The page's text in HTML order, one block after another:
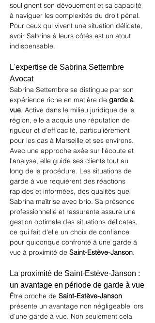
soulignent son dévouement et sa capacité
à naviguer les complexités du droit pénal.
Pour ceux qui vivent une situation délicate,
avoir Sabrina à leurs côtés est un atout
indispensable.
L'expertise de Sabrina Settembre
Avocat
Sabrina Settembre se distingue par son
expérience riche en matière de garde à
vue. Active dans le milieu juridique de la
région, elle a acquis une réputation de
rigueur et d'efficacité, particulièrement
pour les cas à Marseille et ses environs.
Avec une approche axée sur l'écoute et
l'analyse, elle guide ses clients tout au
long de la procédure. Les situations de
garde à vue requièrent des réactions
rapides et informées, des qualités que
Sabrina maîtrise avec brio. Sa présence
professionnelle et rassurante assure une
gestion optimale des situations délicates,
ce qui fait d'elle un choix de confiance
pour quiconque confronté à une garde à
vue à proximité de Saint-Estève-Janson.
La proximité de Saint-Estève-Janson :
un avantage en période de garde à vue
Être proche de Saint-Estève-Janson
présente un avantage non négligeable lors
d'une garde à vue. Non seulement cela